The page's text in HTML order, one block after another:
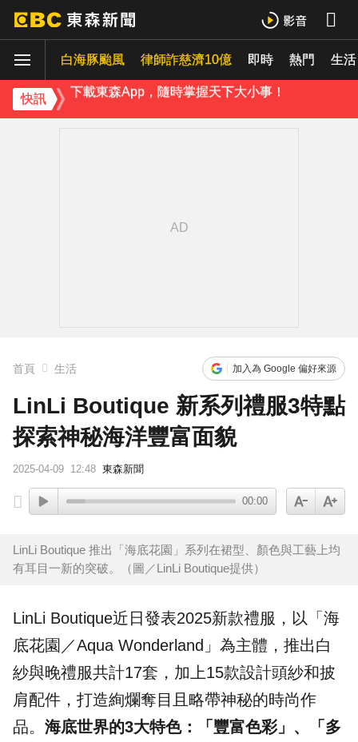
白海豚颱風 律師詐慈濟10億 即時 熱門 生活
快訊
下載東森App，隨時掌握天下大小事！
內政部向憲法法庭遞狀 聲請解散統促黨
首頁 生活 加入為 Google 偏好來源
LinLi Boutique 新系列禮服3特點
探索神秘海洋豐富面貌
2025-04-09 12:48 東森新聞
00:00
LinLi Boutique 推出「海底花園」系列在裙型、顏色與工藝上均
有耳目一新的突破。（圖／LinLi Boutique提供）
LinLi Boutique近日發表2025新款禮服 ，以「海
底花園 ／Aqua Wonderland」為主體，推出白
紗與晚禮服共計17套，加上15款設計頭紗和披
肩配件，打造絢爛奪目且略帶神秘的時尚作
品。 海底世界的3大特色：「豐富色彩」、「多